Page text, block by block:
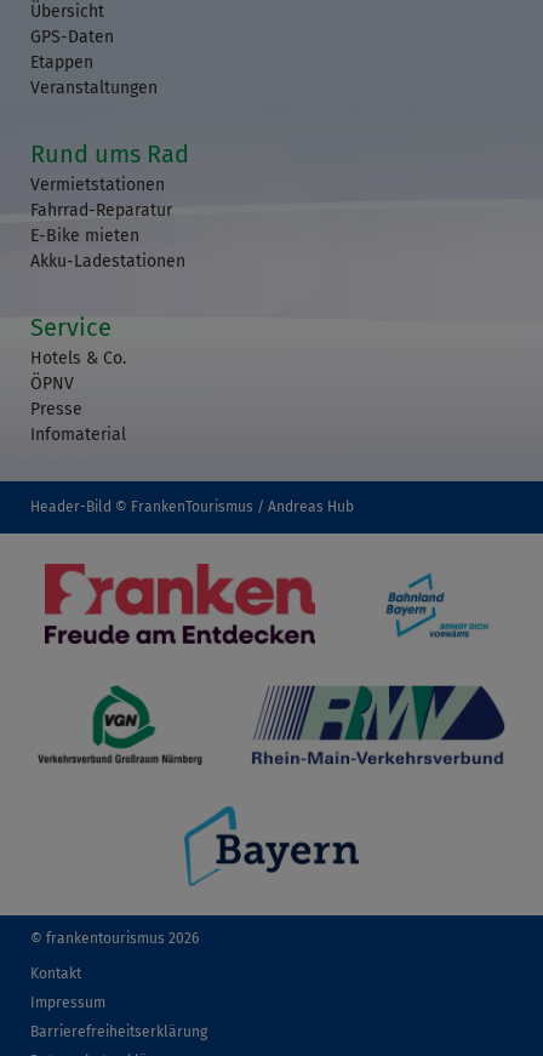
Übersicht
GPS-Daten
Etappen
Veranstaltungen
Rund ums Rad
Vermietstationen
Fahrrad-Reparatur
E-Bike mieten
Akku-Ladestationen
Service
Hotels & Co.
ÖPNV
Presse
Infomaterial
Header-Bild © FrankenTourismus / Andreas Hub
© frankentourismus 2026
Kontakt
Impressum
Barrierefreiheitserklärung